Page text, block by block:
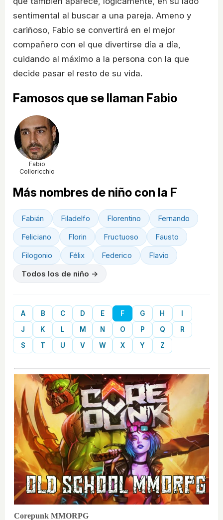
sentimental al buscar a una pareja. Ameno y
cariñoso, Fabio se convertirá en el mejor
compañero con el que divertirse día a día,
cuidando al máximo a la persona con la que
decide pasar el resto de su vida.
Famosos que se llaman Fabio
Fabio
Colloricchio
Más nombres de niño con la F
Fabián Filadelfo Florentino
Fernando
Feliciano
Florin Fructuoso
Fausto
Filogonio
Félix Federico
Flavio
Todos los de niño →
A B C D E F G H
J
K L M N O P Q
R
S
T U V W X Y Z
Corepunk MMORPG